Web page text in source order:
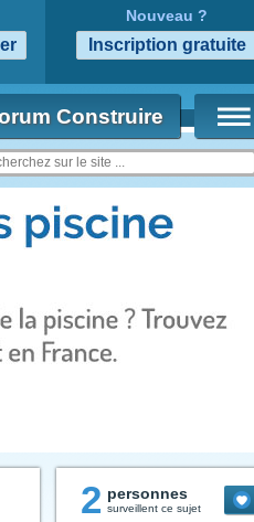
Nouveau ?
Construire
2 personnes
surveillent ce sujet